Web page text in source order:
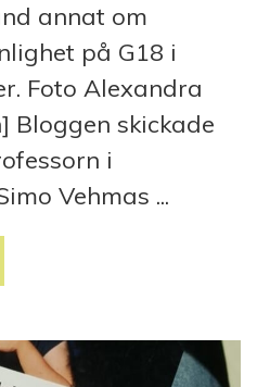
annat om
på G18 i
Foto Alexandra
Bloggen skickade
i
Vehmas ...
FILOSOFEN